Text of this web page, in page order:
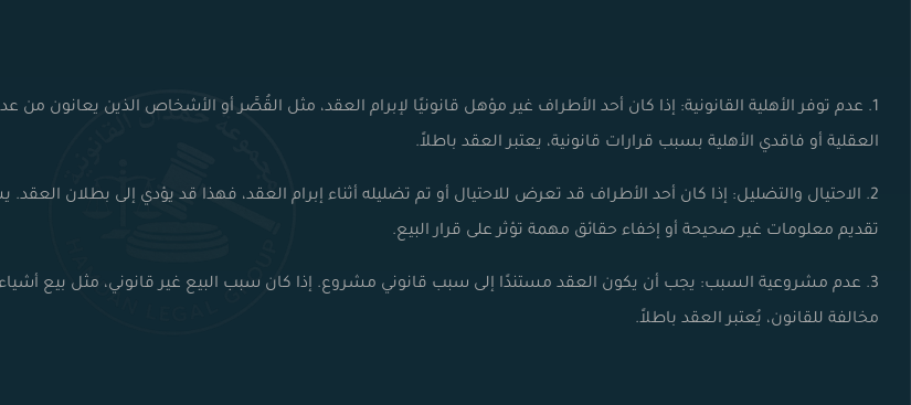
1. عدم توفر الأهلية القانونية: إذا كان أحد الأطراف غير مؤهل قانونيًا لإبرام العقد، مثل القُصَّر أو الأشخاص الذين يعانون من
العقلية أو فاقدي الأهلية بسبب قرارات قانونية، يعتبر العقد باطلاً.
2. الاحتيال والتضليل: إذا كان أحد الأطراف قد تعرض للاحتيال أو تم تضليله أثناء إبرام العقد، فهذا قد يؤدي إلى بطلان
تقديم معلومات غير صحيحة أو إخفاء حقائق مهمة تؤثر على قرار البيع.
3. عدم مشروعية السبب: يجب أن يكون العقد مستندًا إلى سبب قانوني مشروع. إذا كان سبب البيع غير قانوني، مثل بيع
مخالفة للقانون، يُعتبر العقد باطلاً.